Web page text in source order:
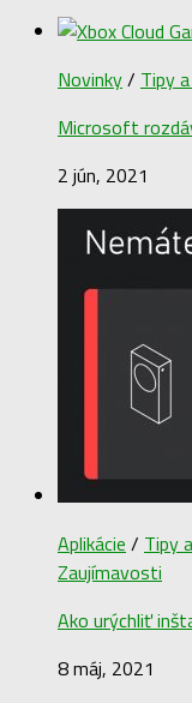
Novinky/ Tipy
Microsoft
2 jún, 2021
Aplikácie / Tipy
Zaujímavosti
Ako urýchliť
8 máj, 2021